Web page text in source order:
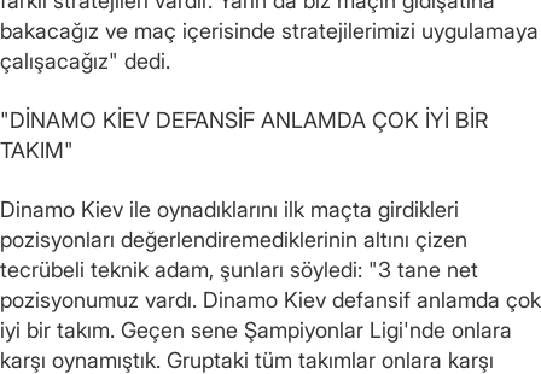
bakacağız ve maç içerisinde stratejilerimizi uygulamaya
çalışacağız" dedi.
"DİNAMO KİEV DEFANSİF ANLAMDA ÇOK İYİ BİR
TAKIM"
Dinamo Kiev ile oynadıklarını ilk maçta girdikleri
pozisyonları değerlendiremediklerinin altını çizen
tecrübeli teknik adam, şunları söyledi: "3 tane net
pozisyonumuz vardı. Dinamo Kiev defansif anlamda çok
iyi bir takım. Geçen sene Şampiyonlar Ligi'nde onlara
karşı oynamıştık. Gruptaki tüm takımlar onlara karşı